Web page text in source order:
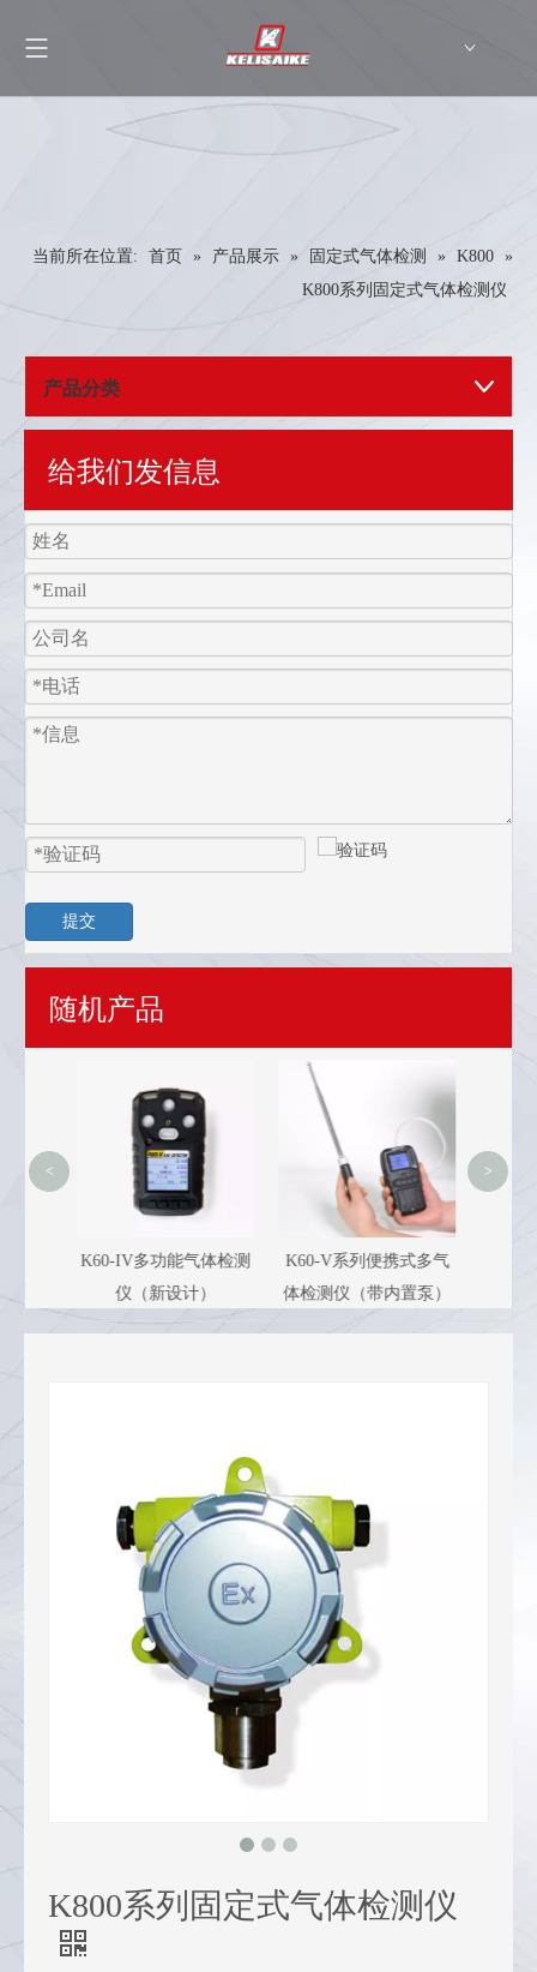
当前所在位置: 首页 » 产品展示 » 固定式气体检测 » K800 »
K800系列固定式气体检测仪
产品分类
给我们发信息
提交
随机产品
K60-V系列便携式多气
体检测仪（带内置泵）
KL99-LT电动长管空气
呼吸器
< >
K800系列固定式气体检测仪